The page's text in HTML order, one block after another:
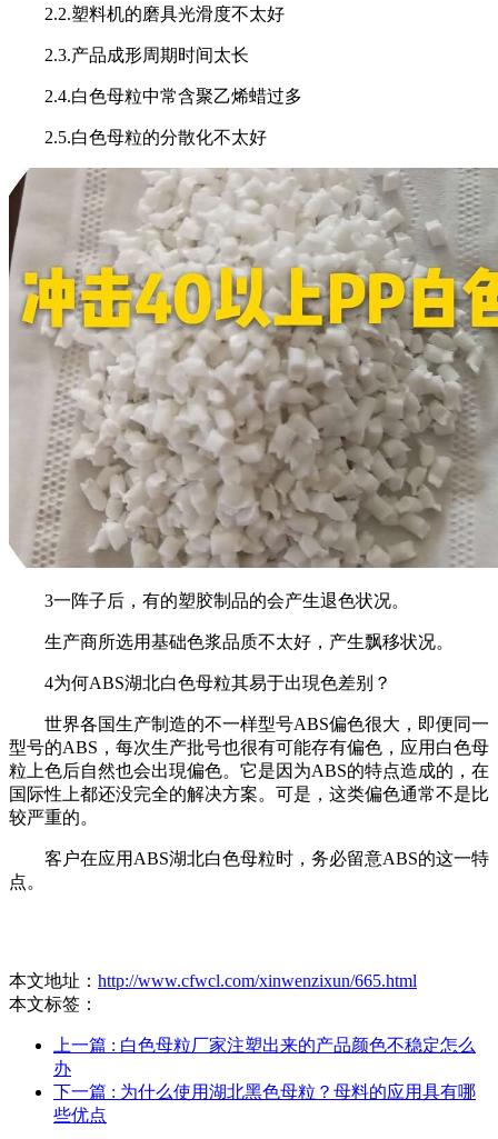
2.2.塑料机的磨具光滑度不太好
2.3.产品成形周期时间太长
2.4.白色母粒中常含聚乙烯蜡过多
2.5.白色母粒的分散化不太好
3一阵子后，有的塑胶制品的会产生退色状况。
生产商所选用基础色浆品质不太好，产生飘移状况。
4为何ABS湖北白色母粒其易于出現色差别？
世界各国生产制造的不一样型号ABS偏色很大，即便同一
型号的ABS，每次生产批号也很有可能存有偏色，应用白色母
粒上色后自然也会出現偏色。它是因为ABS的特点造成的，在
国际性上都还没完全的解决方案。可是，这类偏色通常不是比
较严重的。
客户在应用ABS湖北白色母粒时，务必留意ABS的这一特
点。
本文地址： http://www.cfwcl.com/xinwenzixun/665.html
本文标签：
上一篇 : 白色母粒厂家注塑出来的产品颜色不稳定怎么
办
下一篇 : 为什么使用湖北黑色母粒？母料的应用具有哪
些优点